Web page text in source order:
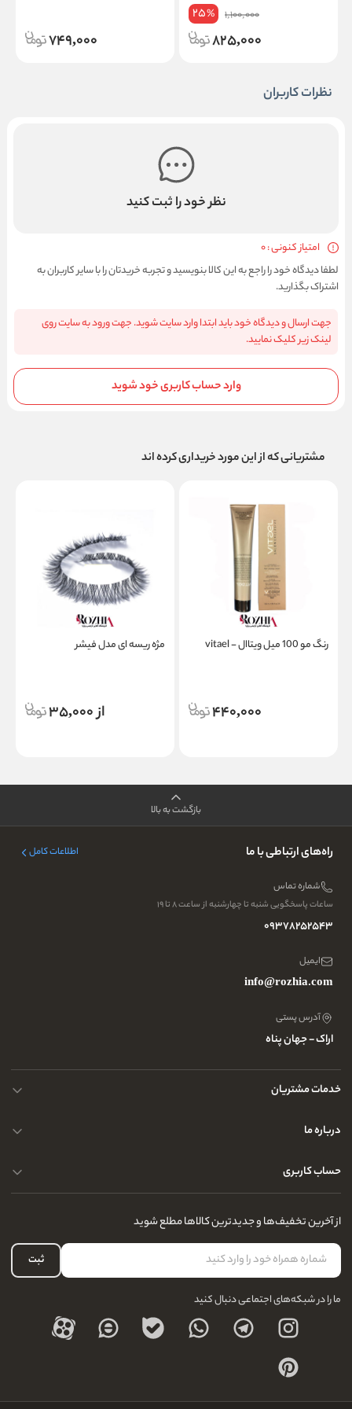
Advanced Care Invisible Dry
1,100,000
25%
825,000
749,000
نظرات کاربران
نظر خود را ثبت کنید
امتیاز کنونی : 0
لطفا دیدگاه خود را راجع به این کالا بنویسید و تجربه خریدتان را با سایر کاربران به
اشتراک بگذارید.
جهت ارسال و دیدگاه خود باید ابتدا وارد سایت شوید. جهت ورود به سایت روی
لینک زیر کلیک نمایید.
وارد حساب کاربری خود شوید
مشتریانی که از این مورد خریداری کرده اند
رنگ مو 100 میل ویتاال - vitael
440,000
مژه ریسه ای مدل فیشر
از 35,000
بازگشت به بالا
راه‌های ارتباطی با ما اطلاعات کامل
شماره تماس
ساعات پاسخگویی شنبه تا چهارشنبه از ساعت ۸ تا ۱۹
09378252543
ایمیل
info@rozhia.com
آدرس پستی
اراک - جهان پناه
خدمات مشتریان
حریم خصوصی کاربران
تماس با ما
درباره ما
سوالات متداول
آدرس فروشگاه
نحوه ارسال کالا
نحوه بازگشت کالا
درباره ما
حساب کاربری
لیست علاقه‌مندی
حساب کاربری
از آخرین تخفیف‌ها و جدیدترین کالاها مطلع شوید
ثبت
ما را در شبکه‌های اجتماعی دنبال کنید